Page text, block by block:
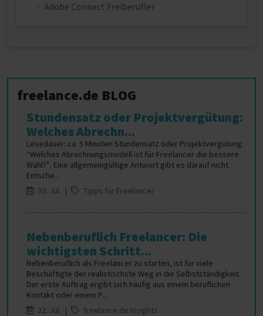
Adobe Connect Freiberufler
freelance.de BLOG
Stundensatz oder Projektvergütung:
Welches Abrechn...
Lesedauer: ca. 5 Minuten Stundensatz oder Projektvergütung:
“Welches Abrechnungsmodell ist für Freelancer die bessere
Wahl?”. Eine allgemeingültige Antwort gibt es darauf nicht.
Entsche...
30. Jul |
Tipps für Freelancer
Nebenberuflich Freelancer: Die
wichtigsten Schritt...
Nebenberuflich als Freelancer zu starten, ist für viele
Beschäftigte der realistischste Weg in die Selbstständigkeit.
Der erste Auftrag ergibt sich häufig aus einem beruflichen
Kontakt oder einem P...
22. Jul |
freelance.de Insights